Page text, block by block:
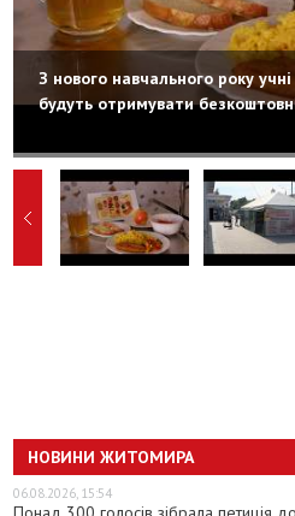
З нового навчального року
будуть отримувати
НОВИНИ ЖИТОМИРА
06.08.2026, 15:54